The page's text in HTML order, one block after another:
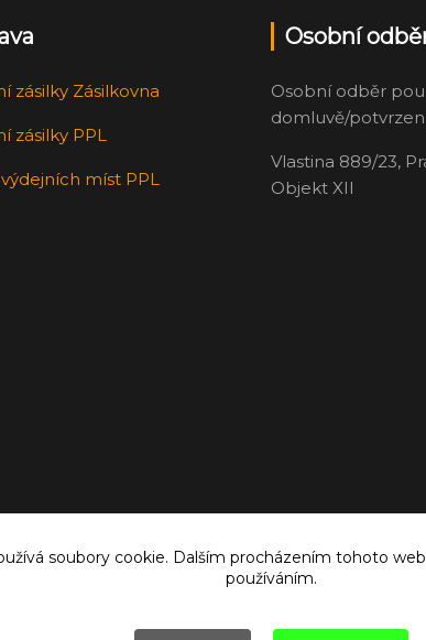
zásilky Zásilkovna
zásilky PPL
míst PPL
Osobní
Osobní odběr
domluvě/
Vlastina 889/23,
Objekt XII
soubory cookie. Dalším procházením tohoto
používáním.